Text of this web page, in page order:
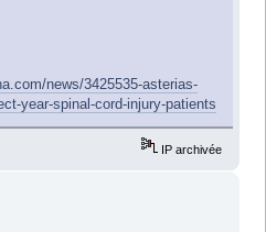
news/3425535-asterias-
year-spinal-cord-injury-patients
IP archivée